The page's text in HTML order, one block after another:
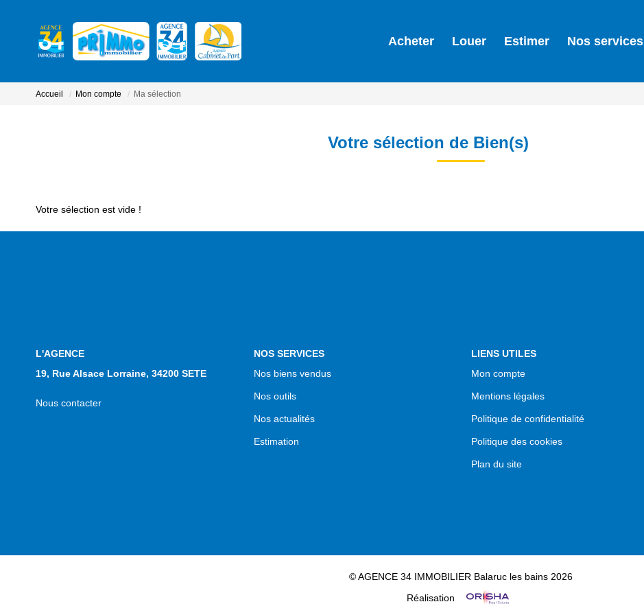
Acheter Louer Estimer Nos services
Accueil Mon compte Ma sélection
Votre sélection de Bien(s)
Votre sélection est vide !
L'AGENCE
19, Rue Alsace Lorraine, 34200 SETE
Nous contacter
NOS SERVICES
Nos biens vendus
Nos outils
Nos actualités
Estimation
LIENS UTILES
Mon compte
Mentions légales
Politique de confidentialité
Politique des cookies
Plan du site
© AGENCE 34 IMMOBILIER Balaruc les bains 2026
Réalisation